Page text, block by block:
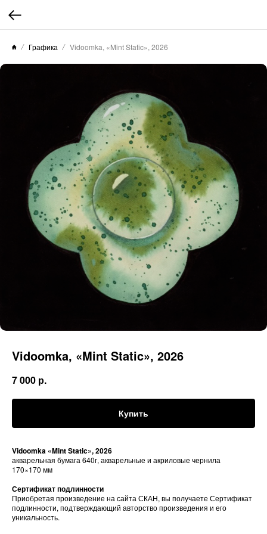
Графика Vidoomka, «Mint Static», 2026
Vidoomka, «Mint Static», 2026
7 000 р.
Купить
Vidoomka «Mint Static», 2026
акварельная бумага 640г, акварельные и акриловые чернила
170×170 мм
Сертификат подлинности
Приобретая произведение на сайта СКАН, вы получаете Сертификат
подлинности, подтверждающий авторство произведения и его
уникальность.